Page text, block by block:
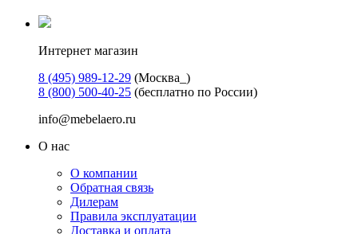
Интернет магазин
8 (495) 989-12-29 (Москва_)
8 (800) 500-40-25 (бесплатно по России)
info@mebelaero.ru
О нас
О компании
Обратная связь
Дилерам
Правила эксплуатации
Доставка и оплата